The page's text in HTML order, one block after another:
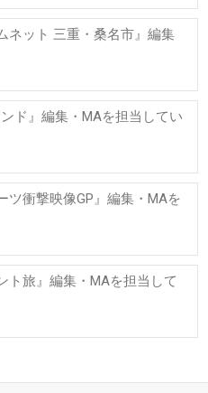
ネット 三重・桑名市』編集
ド』編集・MAを担当してい
ツ衝撃映像GP』編集・MAを
ト旅』編集・MAを担当して